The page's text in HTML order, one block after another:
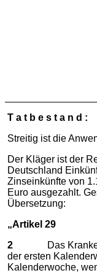
T a t b e s t a n d :
Streitig ist die
Der Kläger ist der
Deutschland
Zinseinkünfte von
Euro ausgezahlt.
Übersetzung:
„Artikel 29
2 Das
der ersten
Kalenderwoche,